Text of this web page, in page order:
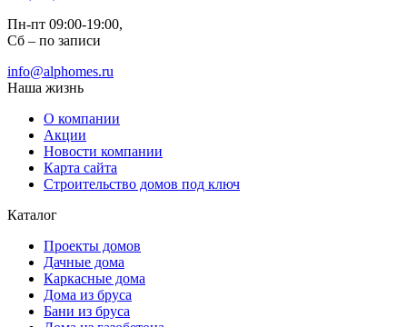
Пн-пт 09:00-19:00,
Сб – по записи
info@alphomes.ru
Наша жизнь
О компании
Акции
Новости компании
Карта сайта
Строительство домов под ключ
Каталог
Проекты домов
Дачные дома
Каркасные дома
Дома из бруса
Бани из бруса